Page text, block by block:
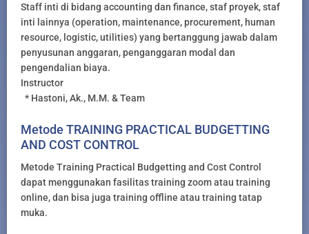
Staff inti di bidang accounting dan finance, staf proyek, staf
inti lainnya (operation, maintenance, procurement, human
resource, logistic, utilities) yang bertanggung jawab dalam
penyusunan anggaran, penganggaran modal dan
pengendalian biaya.
Instructor
* Hastoni, Ak., M.M. & Team
Metode TRAINING PRACTICAL BUDGETTING
AND COST CONTROL
Metode Training Practical Budgetting and Cost Control
dapat menggunakan fasilitas training zoom atau training
online, dan bisa juga training offline atau training tatap
muka.